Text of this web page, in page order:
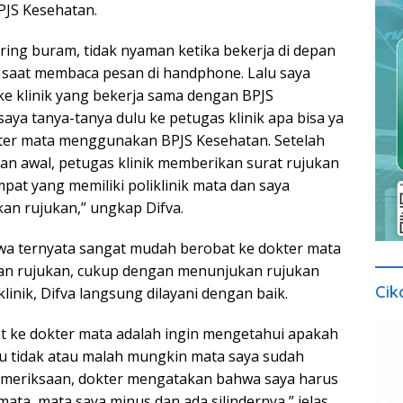
Kesehatan.
buram, tidak nyaman ketika bekerja di depan
membaca pesan di handphone. Lalu saya
klinik yang bekerja sama dengan BPJS
tanya-tanya dulu ke petugas klinik apa bisa ya
mata menggunakan BPJS Kesehatan. Setelah
awal, petugas klinik memberikan surat rujukan
yang memiliki poliklinik mata dan saya
rujukan,” ungkap Difva.
ternyata sangat mudah berobat ke dokter mata
rujukan, cukup dengan menunjukan rujukan
Difva langsung dilayani dengan baik.
ke dokter mata adalah ingin mengetahui apakah
tidak atau malah mungkin mata saya sudah
dokter mengatakan bahwa saya harus